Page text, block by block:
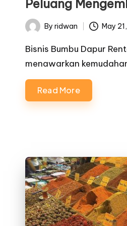
Peluang
PostedBy ridwan May
Bisnis Bumbu Dapur
menawarkan
Read More